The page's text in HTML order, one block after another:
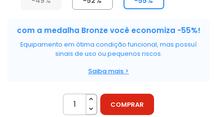
com a medalha Bronze você economiza -55%!
Equipamento em ótima condição funcional, mas possuí
sinais de uso ou pequenos riscos.
Saiba mais >
COMPRAR